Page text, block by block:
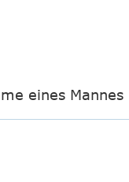
eines Mannes